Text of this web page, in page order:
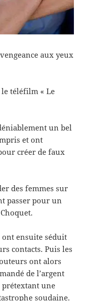
aux yeux
téléfilm « Le
un bel
et ont
créer de faux
des femmes sur
passer pour un
ont ensuite séduit
contacts. Puis les
ont alors
de l’argent
prétextant une
soudaine.